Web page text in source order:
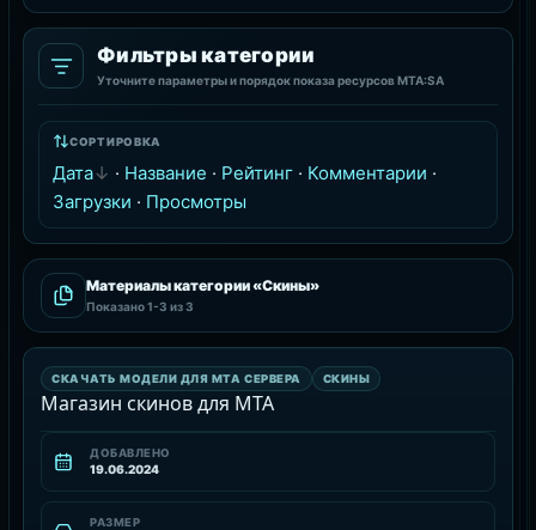
Фильтры категории
Уточните параметры и порядок показа ресурсов MTA:SA
СОРТИРОВКА
Дата · Название · Рейтинг · Комментарии ·
Загрузки · Просмотры
Материалы категории «Скины»
Показано1-3 из 3
РЕСУРС
СКИНЫ
СКАЧАТЬ МОДЕЛИ ДЛЯ MTA СЕРВЕРА СКИНЫ
Магазин скинов для MTA
ДОБАВЛЕНО
19.06.2024
РАЗМЕР